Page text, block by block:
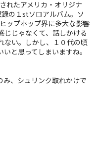
れたアメリカ・オリジナ
の１stソロアルバム。ソ
ップホップ界に多大な影響
じじゃなくて、話しかける
ない。しかし、１０代の頃
と思ってしまいますね。
み、シュリンク取れかけで